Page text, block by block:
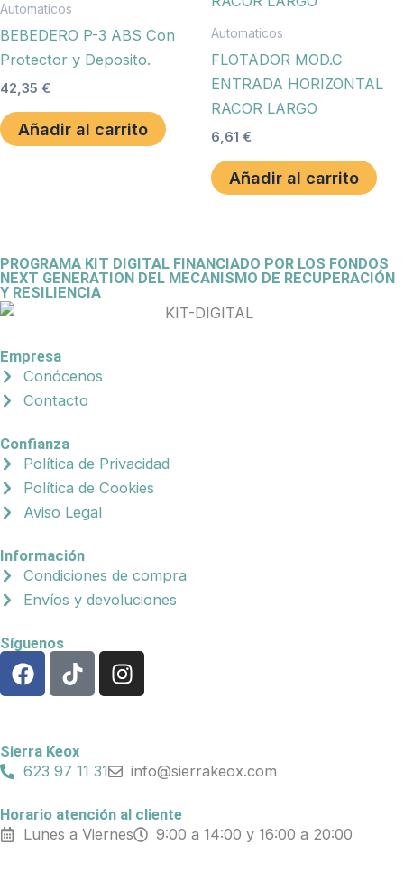
Automaticos
BEBEDERO P-3 ABS Con
Protector y Deposito.
42,35 €
Añadir al carrito
Automaticos
FLOTADOR MOD.C
ENTRADA HORIZONTAL
RACOR LARGO
6,61 €
Añadir al carrito
PROGRAMA KIT DIGITAL FINANCIADO POR LOS FONDOS
NEXT GENERATION DEL MECANISMO DE RECUPERACIÓN
Y RESILIENCIA
Empresa
Conócenos
Contacto
Confianza
Política de Privacidad
Política de Cookies
Aviso Legal
Información
Condiciones de compra
Envíos y devoluciones
Síguenos
F
a
b
o
k
T
i
o
k
I
n
g
a
m
Sierra Keox
623 97 11 31 info@sierrakeox.com
Horario atención al cliente
Lunes a Viernes 9:00 a 14:00 y 16:00 a 20:00